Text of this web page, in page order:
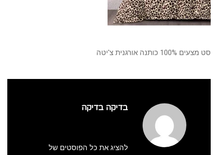
סט מצעים 100% כותנה אורגנית צ'יטה
בדיקה בדיקה
להציג את כל הפוסטים של